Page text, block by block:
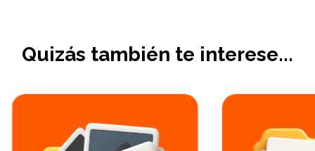
Quizás también te interese...